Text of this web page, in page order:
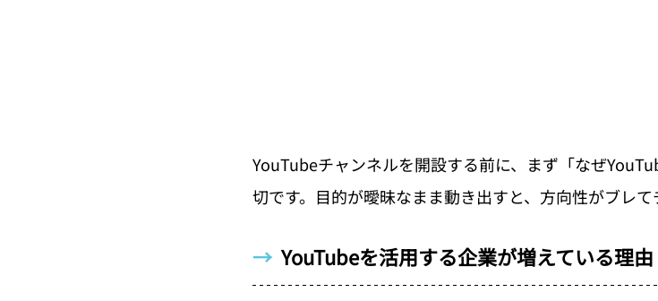
YouTubeチャンネルを開設する前に、まず「なぜ
切です。目的が曖昧なまま動き出すと、方向性がブレて
→ YouTubeを活用する企業が増えている理由